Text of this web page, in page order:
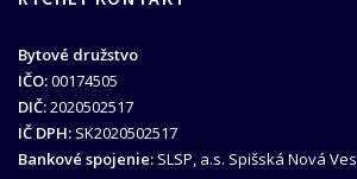
Bytové družstvo
IČO:00174505
DIČ:2020502517
IČ DPH: SK2020502517
Bankové spojenie: SLSP, a.s. Spišská Nová Ves